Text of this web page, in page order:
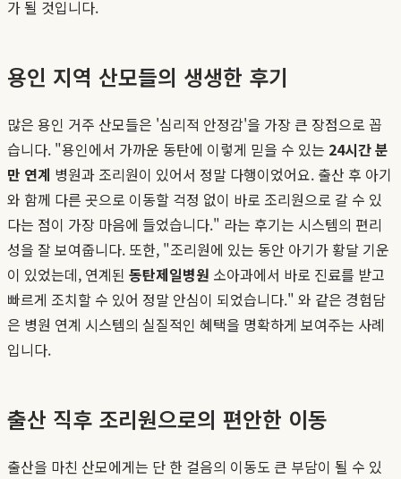
가 될 것입니다.
용인 지역 산모들의 생생한 후기
많은 용인 거주 산모들은 '심리적 안정감'을 가장 큰 장점으로 꼽
습니다. "용인에서 가까운 동탄에 이렇게 믿을 수 있는 24시간 분
만 연계 병원과 조리원이 있어서 정말 다행이었어요. 출산 후 아기
와 함께 다른 곳으로 이동할 걱정 없이 바로 조리원으로 갈 수 있
다는 점이 가장 마음에 들었습니다." 라는 후기는 시스템의 편리
성을 잘 보여줍니다. 또한, "조리원에 있는 동안 아기가 황달 기운
이 있었는데, 연계된 동탄제일병원 소아과에서 바로 진료를 받고
빠르게 조치할 수 있어 정말 안심이 되었습니다." 와 같은 경험담
은 병원 연계 시스템의 실질적인 혜택을 명확하게 보여주는 사례
입니다.
출산 직후 조리원으로의 편안한 이동
출산을 마친 산모에게는 단 한 걸음의 이동도 큰 부담이 될 수 있